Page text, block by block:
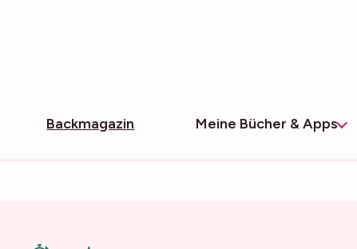
Backmagazin Meine Bücher & Apps